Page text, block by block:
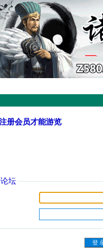
册会员才能游览
坛